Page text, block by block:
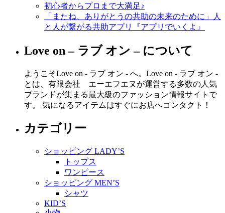
初心者からプロまで大満足♪
「またね、ありがとうの共助の未来のために」人
と人が繋がる共助アプリ『アプリでいくよ』
Love on – ラブ オン – について
ようこそLove on - ラブ オン - へ。Love on - ラブ オン -
とは、有限会社 エーエフエヌが運営する多数の人気
ブランドが集まる最大級のファッション情報サイトで
す。 気になるアイテムはすぐにお店へコンタクト！
カテゴリー
ショッピング LADY’S
トップス
ワンピース
ショッピング MEN’S
シャツ
KID’S